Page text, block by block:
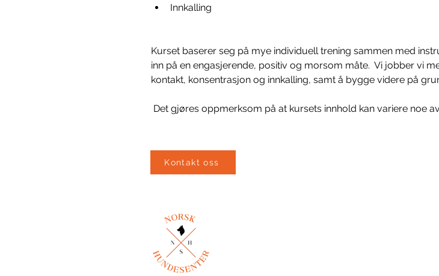
Innkalling
Kurset baserer seg på mye individuell trening sammen med
inn på en engasjerende, positiv og morsom måte.  Vi jobber vi
kontakt, konsentrasjon og innkalling, samt å bygge videre på
Det gjøres oppmerksom på at kursets innhold kan variere noe
Kontakt oss